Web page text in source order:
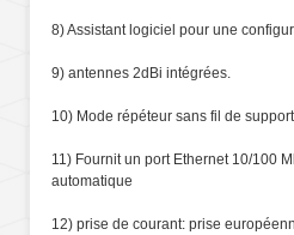
8) Assistant logiciel pour une
9) antennes 2dBi intégrées.
10) Mode répéteur sans fil de
11) Fournit un port Ethernet 10/100
automatique
12) prise de courant: prise